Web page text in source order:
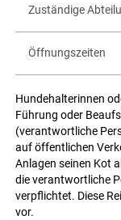
Zuständige
Öffnungszeiten
Hundehalterinnen
Führung oder
(verantwortliche
auf öffentlichen
Anlagen seinen Kot
die verantwortliche
verpflichtet. Diese
vor.